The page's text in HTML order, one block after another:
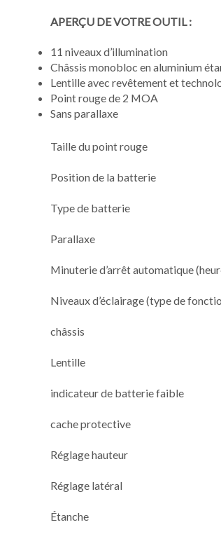
APERÇU DE VOTRE OUTIL :
11 niveaux d’illumination
Châssis monobloc en aluminium
Lentille avec revêtement et
Point rouge de 2 MOA
Sans parallaxe
Taille du point rouge
Position de la batterie
Type de batterie
Parallaxe
Minuterie d’arrêt automatique
Niveaux d’éclairage (type de
châssis
Lentille
indicateur de batterie faible
cache protective
Réglage hauteur
Réglage latéral
Étanche